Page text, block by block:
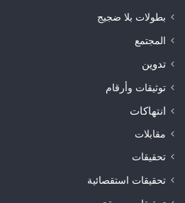
بطولات بلا ضجيج
المجتمع
تدوين
توثيقات وأرقام
انتهاكات
مقابلات
تحقيقات
تحقيقات استقصائية